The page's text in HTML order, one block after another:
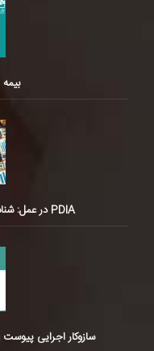
PDIA در عمل: شناسه‌گذاری بودجه و طبقه‌بندی آن
سازوکار اجرایی